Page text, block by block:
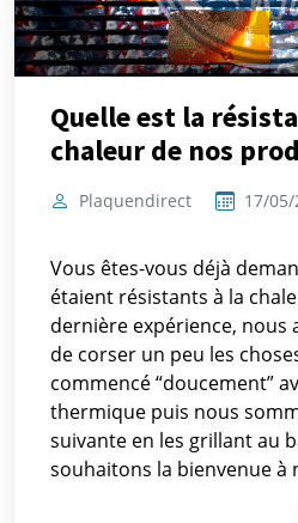
Quelle est la
chaleur de nos
Plaquendirect 17/
Vous êtes-vous déjà
étaient résistants à la
dernière expérience, nous
de corser un peu les
commencé “doucement”
thermique puis nous
suivante en les grillant au
souhaitons la bienvenue à